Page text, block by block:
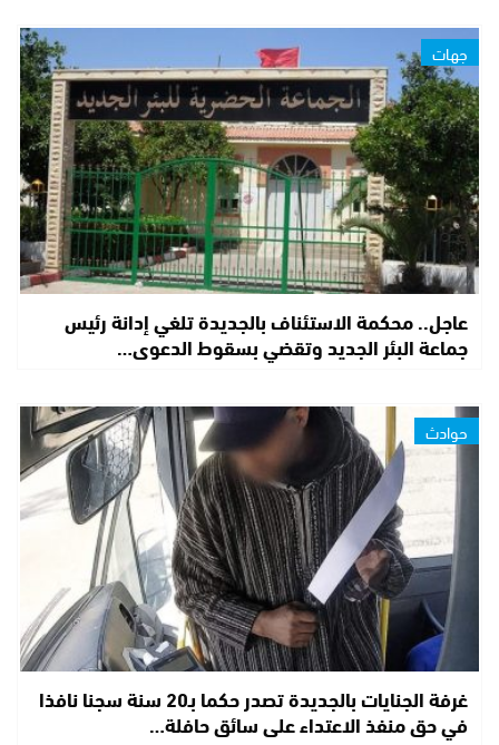
جهات
عاجل.. محكمة الاستئناف بالجديدة تلغي إدانة رئيس
جماعة البئر الجديد وتقضي بسقوط الدعوى…
حوادث
غرفة الجنايات بالجديدة تصدر حكما بـ20 سنة سجنا نافذا
في حق منفذ الاعتداء على سائق حافلة…